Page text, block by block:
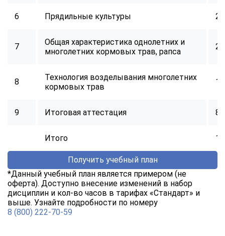
6 Прядильные культуры 24
7
Общая характеристика однолетних и
многолетних кормовых трав, рапса
24
8
Технология возделывания многолетних
кормовых трав
16
9 Итоговая аттестация 8
Итого
Получить учебный план
*Данный учебный план является примером (не
оферта). Доступно внесение изменений в набор
дисциплин и кол-во часов в тарифах «Стандарт» и
выше. Узнайте подробности по номеру
8 (800) 222-70-59